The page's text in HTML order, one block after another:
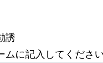
誘
ムに記入してくださ